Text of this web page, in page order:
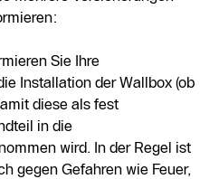
Sie Ihre
Installation der Wallbox (ob
diese als fest
in die
wird. In der Regel ist
gegen Gefahren wie Feuer,